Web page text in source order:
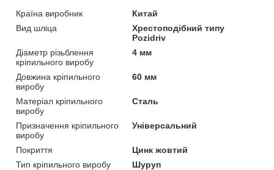
Країна виробник
Китай
Вид шліца
Хрестоподібний типу
Pozidriv
Діаметр різьблення
кріпильного виробу
4 мм
Довжина кріпильного
виробу
60 мм
Матеріал кріпильного
виробу
Сталь
Призначення кріпильного
виробу
Універсальний
Покриття
Цинк жовтий
Тип кріпильного виробу
Шуруп